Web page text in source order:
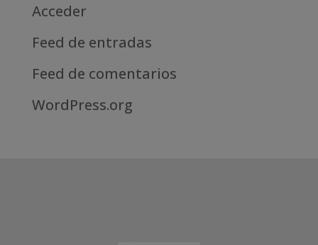
Acceder
Feed de entradas
Feed de comentarios
WordPress.org